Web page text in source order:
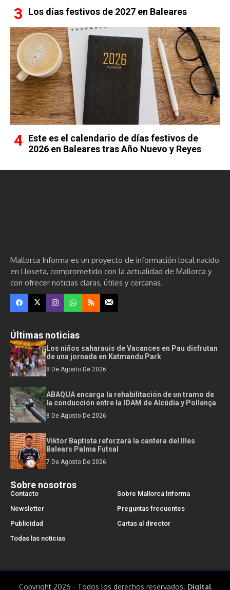
Los días festivos de 2027 en Baleares
Este es el calendario de días festivos de
2026 en Baleares tras Año Nuevo y Reyes
Mallorca Informa es un proyecto de información local nacido
en Lloseta, comprometido con la actualidad de Mallorca y
con ofrecer noticias claras, útiles y cercanas.
Últimas noticias
Los niños saharauis de Vacances en Pau disfrutan
de una jornada en Katmandu Park
8 De Agosto De 2026
ABAQUA encarga la rehabilitación de un tramo de
la conducción entre la IDAM de Alcúdia y Pollença
8 De Agosto De 2026
Viktor Baptista reforzará la cantera del Illes
Balears Palma Futsal
7 De Agosto De 2026
Sobre nosotros
Contacto
Sobre Mallorca Informa
Newsletter
Preguntas frecuentes
Publicidad
Cartas al director
Todas las noticias
Copyright 2026 - Todos los derechos reservados. Digital